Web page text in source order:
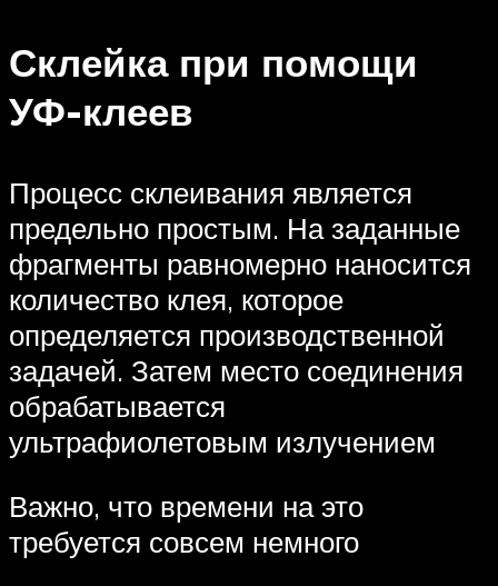
Склейка при помощи
УФ-клеев
Процесс склеивания является
предельно простым. На заданные
фрагменты равномерно наносится
количество клея, которое
определяется производственной
задачей. Затем место соединения
обрабатывается
ультрафиолетовым излучением
Важно, что времени на это
требуется совсем немного